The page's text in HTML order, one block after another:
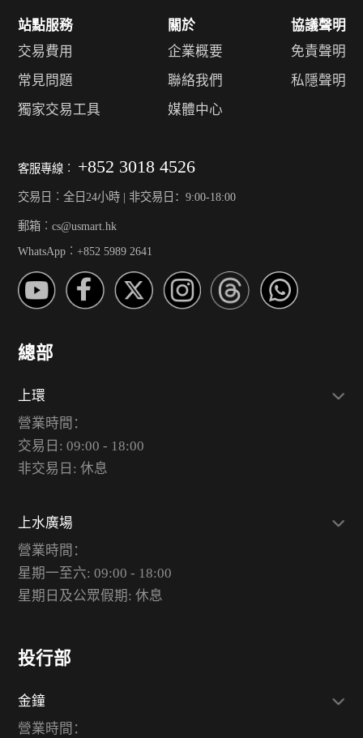
站點服務
交易費用
常見問題
獨家交易工具
關於
企業概要
聯絡我們
媒體中心
協議聲明
免責聲明
私隱聲明
客服專線︰ +852 3018 4526
交易日︰全日24小時 | 非交易日：9:00-18:00
郵箱︰cs@usmart.hk
WhatsApp︰+852 5989 2641
總部
上環
營業時間：
交易日: 09:00 - 18:00
非交易日: 休息
上水廣場
營業時間：
星期一至六: 09:00 - 18:00
星期日及公眾假期: 休息
投行部
金鐘
營業時間：